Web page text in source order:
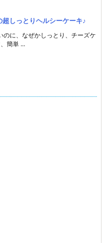
しっとりヘルシーケーキ♪
のに、なぜかしっとり、チーズケ
簡単 ...